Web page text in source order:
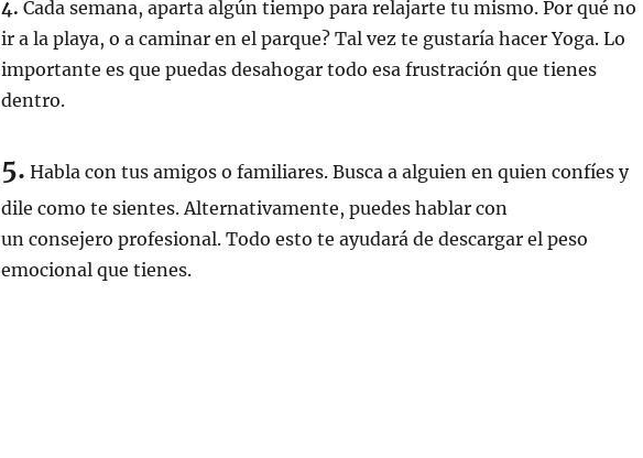
4. Cada semana, aparta algún tiempo para relajarte tu mismo. Por qué no
ir a la playa, o a caminar en el parque? Tal vez te gustaría hacer Yoga. Lo
importante es que puedas desahogar todo esa frustración que tienes
dentro.
5. Habla con tus amigos o familiares. Busca a alguien en quien confíes y
dile como te sientes. Alternativamente, puedes hablar con
un consejero profesional. Todo esto te ayudará de descargar el peso
emocional que tienes.